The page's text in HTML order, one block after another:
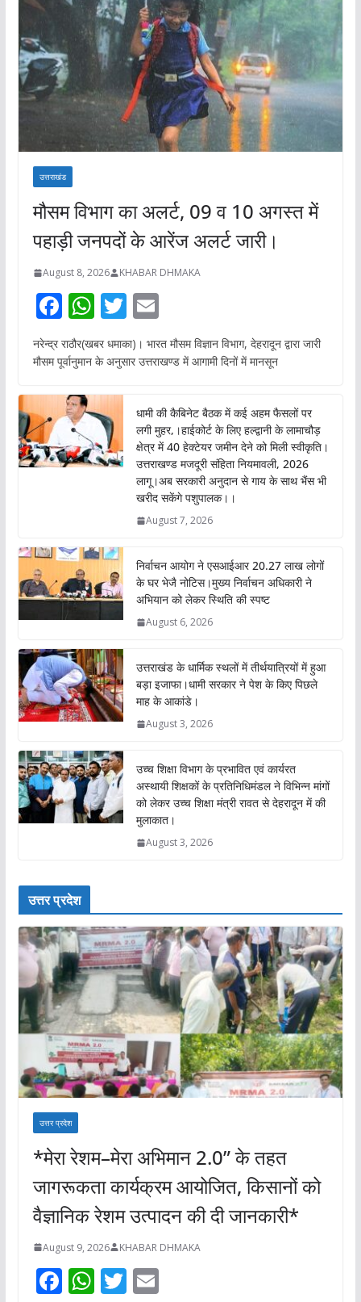
उत्तराखंड
मौसम विभाग का अलर्ट, 09 व 10 अगस्त में
पहाड़ी जनपदों के आरेंज अलर्ट जारी।
August 8, 2026 KHABAR DHMAKA
F
ac
e
o
o
k
W
h
at
A
p
p
T
w
itt
E
m
ai
नरेन्द्र राठौर(खबर धमाका)। भारत मौसम विज्ञान विभाग, देहरादून द्वारा जारी
मौसम पूर्वानुमान के अनुसार उत्तराखण्ड में आगामी दिनों में मानसून
धामी की कैबिनेट बैठक में कई अहम फैसलों पर
लगी मुहर,।हाईकोर्ट के लिए हल्द्वानी के लामाचौड़
क्षेत्र में 40 हेक्टेयर जमीन देने को मिली स्वीकृति।
उत्तराखण्ड मजदूरी संहिता नियमावली, 2026
लागू।अब सरकारी अनुदान से गाय के साथ भैंस भी
खरीद सकेंगे पशुपालक।।
August 7, 2026
निर्वाचन आयोग ने एसआईआर 20.27 लाख लोगों
के घर भेजै नोटिस।मुख्य निर्वाचन अधिकारी ने
अभियान को लेकर स्थिति की स्पष्ट
August 6, 2026
उत्तराखंड के धार्मिक स्थलों में तीर्थयात्रियों में हुआ
बड़ा इजाफा।धामी सरकार ने पेश के किए पिछले
माह के आकांडे।
August 3, 2026
उच्च शिक्षा विभाग के प्रभावित एवं कार्यरत
अस्थायी शिक्षकों के प्रतिनिधिमंडल ने विभिन्न मांगों
को लेकर उच्च शिक्षा मंत्री रावत से देहरादून में की
मुलाकात।
August 3, 2026
उत्तर प्रदेश
उत्तर प्रदेश
*मेरा रेशम–मेरा अभिमान 2.0” के तहत
जागरूकता कार्यक्रम आयोजित, किसानों को
वैज्ञानिक रेशम उत्पादन की दी जानकारी*
August 9, 2026 KHABAR DHMAKA
F W T E